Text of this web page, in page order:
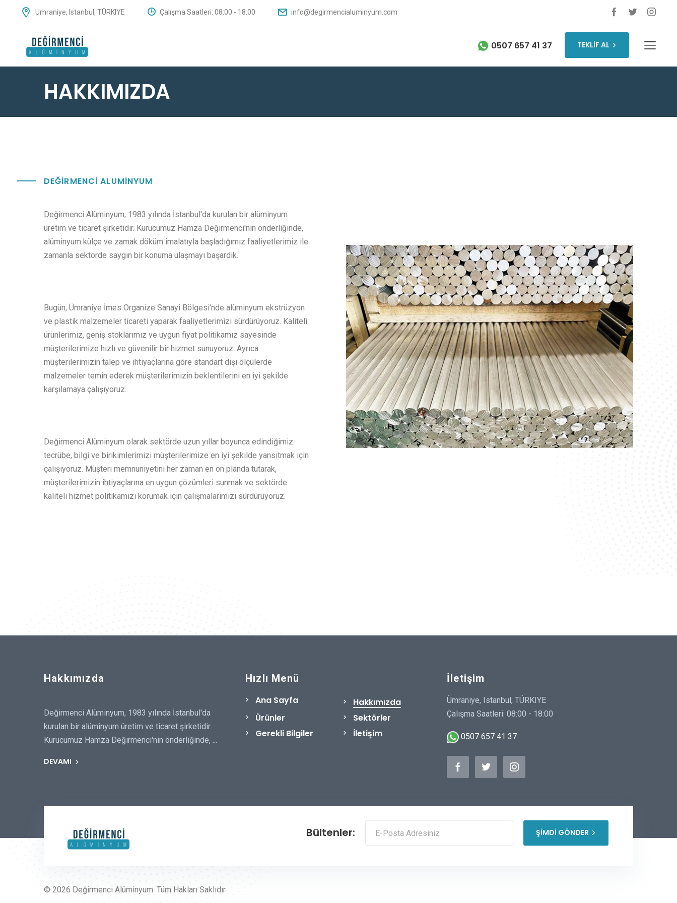
Ümraniye, Istanbul, TÜRKIYE Çalışma Saatleri: 08:00 - 18:00 info@degirmencialuminyum.com
0507 657 41 37 TEKLİF AL
HAKKIMIZDA
DEĞİRMENCİ ALUMİNYUM
Değirmenci Alüminyum, 1983 yılında İstanbul'da kurulan bir alüminyum
üretim ve ticaret şirketidir. Kurucumuz Hamza Değirmenci'nin önderliğinde,
alüminyum külçe ve zamak döküm imalatıyla başladığımız faaliyetlerimiz ile
zamanla sektörde saygın bir konuma ulaşmayı başardık.
Bugün, Ümraniye İmes Organize Sanayi Bölgesi'nde alüminyum ekstrüzyon
ve plastik malzemeler ticareti yaparak faaliyetlerimizi sürdürüyoruz. Kaliteli
ürünlerimiz, geniş stoklarımız ve uygun fiyat politikamız sayesinde
müşterilerimize hızlı ve güvenilir bir hizmet sunuyoruz. Ayrıca
müşterilerimizin talep ve ihtiyaçlarına göre standart dışı ölçülerde
malzemeler temin ederek müşterilerimizin beklentilerini en iyi şekilde
karşılamaya çalışıyoruz.
Değirmenci Alüminyum olarak sektörde uzun yıllar boyunca edindiğimiz
tecrübe, bilgi ve birikimlerimizi müşterilerimize en iyi şekilde yansıtmak için
çalışıyoruz. Müşteri memnuniyetini her zaman en ön planda tutarak,
müşterilerimizin ihtiyaçlarına en uygun çözümleri sunmak ve sektörde
kaliteli hizmet politikamızı korumak için çalışmalarımızı sürdürüyoruz.
Hakkımızda
Değirmenci Alüminyum, 1983 yılında İstanbul'da
kurulan bir alüminyum üretim ve ticaret şirketidir.
Kurucumuz Hamza Değirmenci'nin önderliğinde, ...
DEVAMI
Hızlı Menü
Ana Sayfa
Hakkımızda
Ürünler
Sektörler
Gerekli Bilgiler
İletişim
İletişim
Ümraniye, Istanbul, TÜRKIYE
Çalışma Saatleri: 08:00 - 18:00
0507 657 41 37
Bültenler: ŞİMDİ GÖNDER
© 2026 Değirmenci Alüminyum. Tüm Hakları Saklıdır.